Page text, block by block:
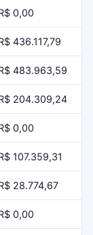
0,00
436.117,79
483.963,59
204.309,24
0,00
107.359,31
28.774,67
0,00